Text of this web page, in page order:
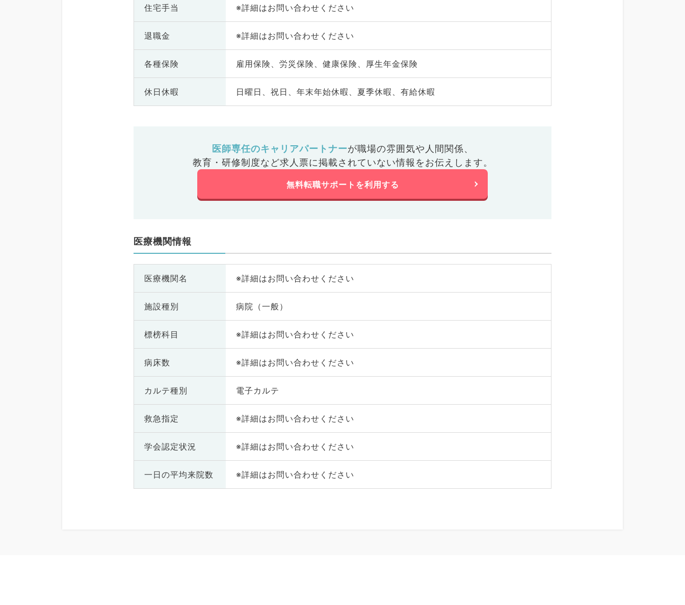
住宅手当 ※詳細はお問い合わせください
退職金 ※詳細はお問い合わせください
各種保険 雇用保険、労災保険、健康保険、厚生年金保険
休日休暇 日曜日、祝日、年末年始休暇、夏季休暇、有給休暇
医師専任のキャリアパートナーが職場の雰囲気や人間関係、
教育・研修制度など求人票に掲載されていない情報をお伝えします。
無料転職サポートを利用する
医療機関情報
医療機関名 ※詳細はお問い合わせください
施設種別 病院（一般）
標榜科目 ※詳細はお問い合わせください
病床数 ※詳細はお問い合わせください
カルテ種別 電子カルテ
救急指定 ※詳細はお問い合わせください
学会認定状況 ※詳細はお問い合わせください
一日の平均来院数 ※詳細はお問い合わせください